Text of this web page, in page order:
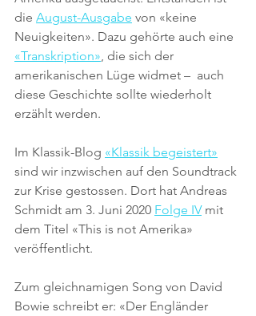
die August-Ausgabe von «keine
Neuigkeiten». Dazu gehörte auch eine
«Transkription» , die sich der
amerikanischen Lüge widmet –  auch
diese Geschichte sollte wiederholt
erzählt werden.
Im Klassik-Blog «Klassik begeistert»
sind wir inzwischen auf den Soundtrack
zur Krise gestossen. Dort hat Andreas
Schmidt am 3. Juni 2020 Folge IV mit
dem Titel «This is not Amerika»
veröffentlicht.
Zum gleichnamigen Song von David
Bowie schreibt er: «Der Engländer